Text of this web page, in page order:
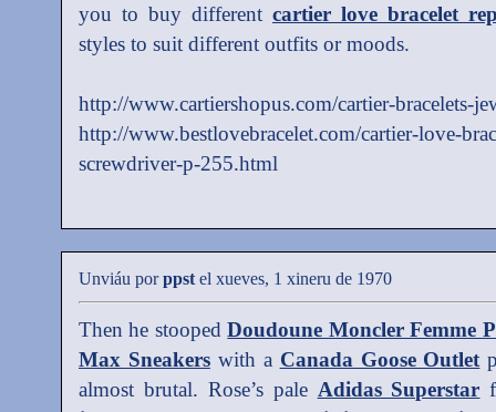
you to buy different cartier love bracelet
styles to suit different outfits or moods.
http://www.cartiershopus.com/cartier-bracelets-
http://www.bestlovebracelet.com/cartier-love-
screwdriver-p-255.html
Unviáu porppstel xueves, 1 xineru de 1970
Then he stoopedDoudoune Moncler Femme
Max Sneakerswith a Canada Goose Outlet
almost brutal. Rose’s pale Adidas Superstar